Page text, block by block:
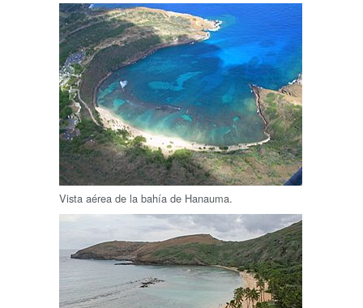
Vista aérea de la bahía de Hanauma.